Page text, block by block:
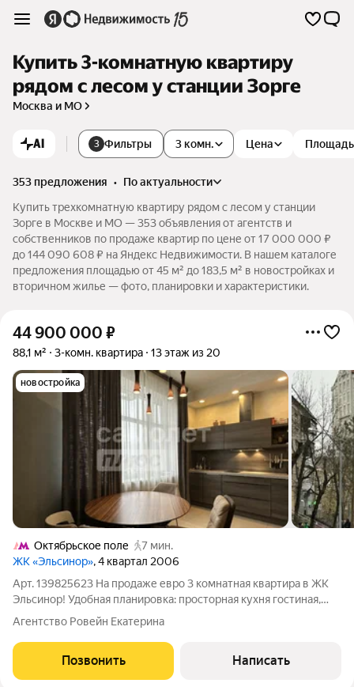
Купить 3-комнатную квартиру
рядом с лесом у станции Зорге
Москва и МО
AI 3 Фильтры 3 комн. Цена Площадь
353 предложения •
по актуальности
Купить трехкомнатную квартиру рядом с лесом у станции
Зорге в Москве и МО — 353 объявления от агентств и
собственников по продаже квартир по цене от 17 000 000 ₽
до 144 090 608 ₽ на Яндекс Недвижимости. В нашем каталоге
предложения площадью от 45 м² до 183,5 м² в новостройках и
вторичном жилье — фото, планировки и характеристики.
44 900 000 ₽
88,1 м² 3-комн. квартира 13 этаж из 20
новостройка
Октябрьское поле
7 мин.
ЖК «Эльсинор», 4 квартал 2006
Арт. 139825623 На продаже евро 3 комнатная квартира в ЖК
Эльсинор! Удобная планировка: просторная кухня гостиная,
мастерспальня, детская комната и большая гардеробная с
гостевым санузлом. Из окон открывается вид на Триумф
Палас, ВЭБ арену и городской
Агентство Ровейн Екатерина
Позвонить Написать